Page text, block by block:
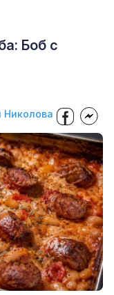
Боб с
Николова